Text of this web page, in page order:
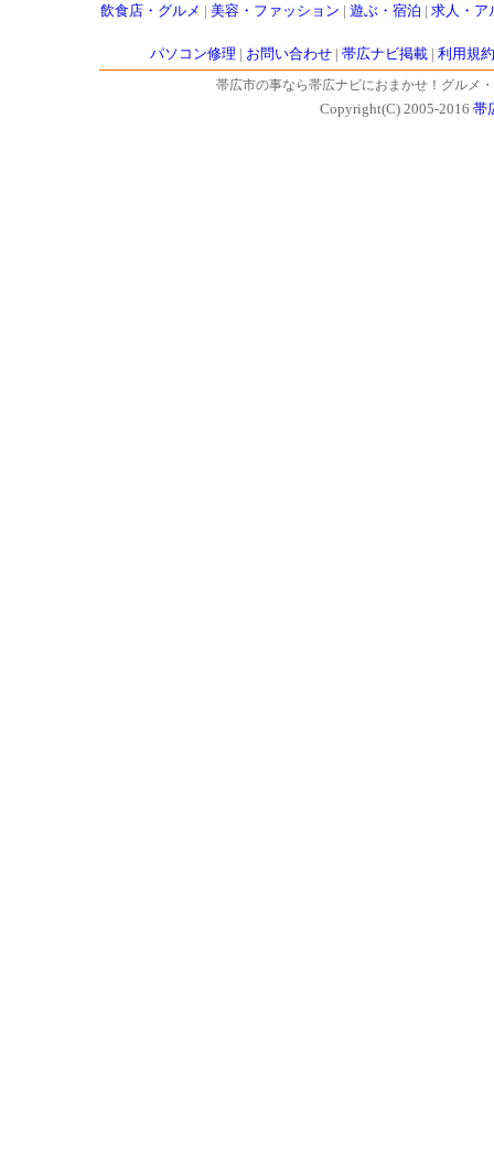
飲食店・グルメ 美容・ファッション 遊ぶ・宿泊 求人・ア
パソコン修理 お問い合わせ| 帯広ナビ掲載| 利用規約
帯広市の事なら帯広ナビにおまかせ！グルメ
Copyright(C) 2005-2016 帯